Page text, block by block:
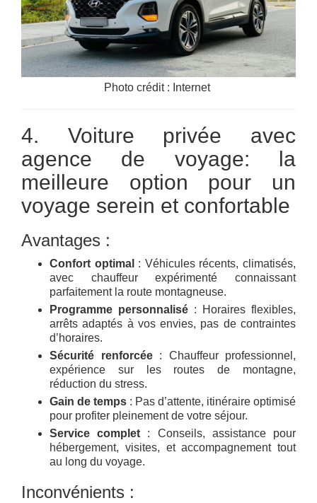
Photo crédit : Internet
4. Voiture privée avec
agence de voyage: la
meilleure option pour un
voyage serein et confortable
Avantages :
Confort optimal : Véhicules récents, climatisés,
avec chauffeur expérimenté connaissant
parfaitement la route montagneuse.
Programme personnalisé : Horaires flexibles,
arrêts adaptés à vos envies, pas de contraintes
d’horaires.
Sécurité renforcée: Chauffeur professionnel,
expérience sur les routes de montagne,
réduction du stress.
Gain de temps : Pas d’attente, itinéraire optimisé
pour profiter pleinement de votre séjour.
Service complet : Conseils, assistance pour
hébergement, visites, et accompagnement tout
au long du voyage.
Inconvénients :